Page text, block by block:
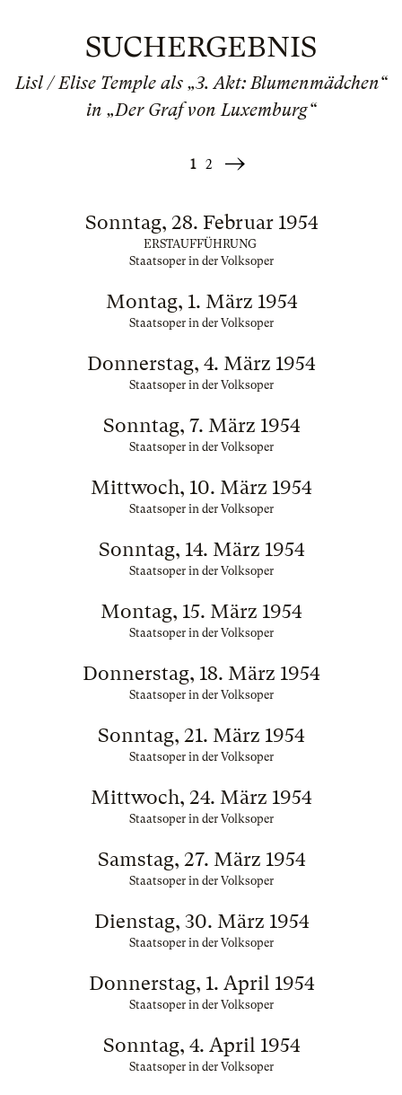
SUCHERGEBNIS
Lisl / Elise Temple als „3. Akt: Blumenmädchen“
in „Der Graf von Luxemburg“
1 2
Weiter
Sonntag, 28. Februar 1954
ERSTAUFFÜHRUNG
Staatsoper in der Volksoper
Montag, 1. März 1954
Staatsoper in der Volksoper
Donnerstag, 4. März 1954
Staatsoper in der Volksoper
Sonntag, 7. März 1954
Staatsoper in der Volksoper
Mittwoch, 10. März 1954
Staatsoper in der Volksoper
Sonntag, 14. März 1954
Staatsoper in der Volksoper
Montag, 15. März 1954
Staatsoper in der Volksoper
Donnerstag, 18. März 1954
Staatsoper in der Volksoper
Sonntag, 21. März 1954
Staatsoper in der Volksoper
Mittwoch, 24. März 1954
Staatsoper in der Volksoper
Samstag, 27. März 1954
Staatsoper in der Volksoper
Dienstag, 30. März 1954
Staatsoper in der Volksoper
Donnerstag, 1. April 1954
Staatsoper in der Volksoper
Sonntag, 4. April 1954
Staatsoper in der Volksoper